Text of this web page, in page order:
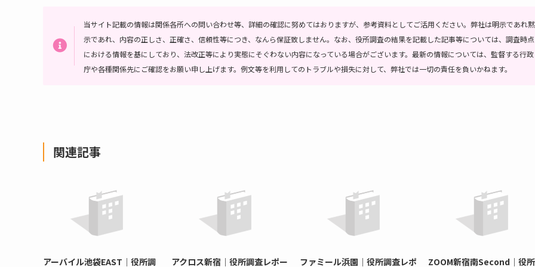
当サイト記載の情報は関係各所への問い合わせ等、詳細の確認に努めてはおりますが、参考資料としてご活用ください。弊社は明示であれ黙
示であれ、内容の正しさ、正確さ、信頼性等につき、なんら保証致しません。なお、役所調査の結果を記載した記事等については、調査時点
における情報を基にしており、法改正等により実態にそぐわない内容になっている場合がございます。最新の情報については、監督する行政
庁や各種関係先にご確認をお願い申し上げます。例文等を利用してのトラブルや損失に対して、弊社では一切の責任を負いかねます。
関連記事
アーバイル池袋EAST｜役所調 アクロス新宿｜役所調査レポー ファミール浜園｜役所調査レポ ZOOM新宿南Second｜役